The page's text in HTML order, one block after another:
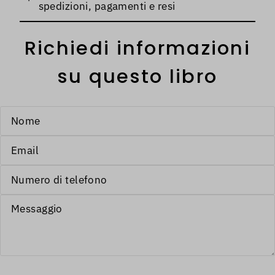
spedizioni, pagamenti e resi
Richiedi informazioni
su questo libro